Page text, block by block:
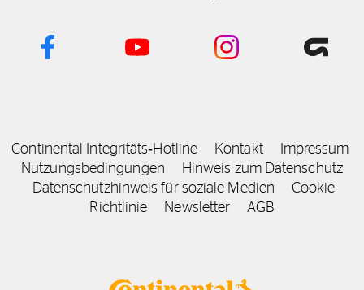
Continental Integritäts‑Hotline Kontakt
Impressum
Nutzungsbedingungen
Hinweis zum Datenschutz
Datenschutzhinweis für soziale Medien
Cookie
Richtlinie
Newsletter AGB